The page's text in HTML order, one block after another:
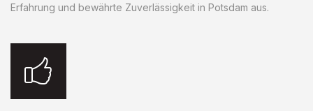
Erfahrung und bewährte Zuverlässigkeit in Potsdam aus.